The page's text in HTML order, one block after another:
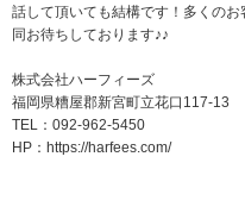
話して頂いても結構です！多くの
同お待ちしております♪♪
株式会社ハーフィーズ
福岡県糟屋郡新宮町立花口117-13
TEL：092-962-5450
HP：https://harfees.com/